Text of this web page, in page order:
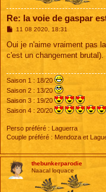
Re: la voie de gaspar
M
s
a
11 08 2020, 18:31
Oui je n'aime vraiment pas
c'est un changement brutal).
Saison 1 : 18/20
Saison 2 : 13/20
Saison 3 : 19/20
Saison 4 : 20/20
Perso préféré : Laguerra
Couple préféré : Mendoza et
thebunkerparodie
Naacal loquace